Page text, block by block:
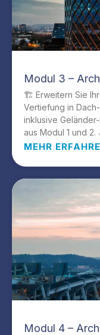
Modul 3 –
🏗️ Erweitern Sie
Vertiefung in
inklusive
aus Modul 1 und 2.
MEHR
Modul 4 –